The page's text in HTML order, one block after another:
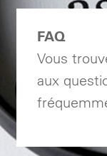
FAQ
Vous
aux